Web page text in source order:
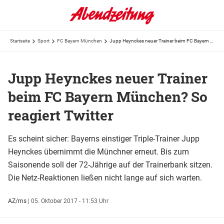
Startseite Sport FC Bayern München
Jupp Heynckes neuer Trainer
beim FC Bayern München? So
reagiert Twitter
Es scheint sicher: Bayerns einstiger Triple-Trainer Jupp
Heynckes übernimmt die Münchner erneut. Bis zum
Saisonende soll der 72-Jährige auf der Trainerbank sitzen.
Die Netz-Reaktionen ließen nicht lange auf sich warten.
AZ/ms | 05. Oktober 2017 - 11:53 Uhr